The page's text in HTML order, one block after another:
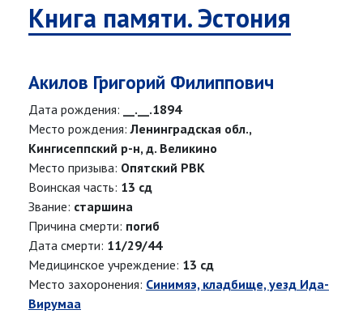
Книга памяти. Эстония
Акилов Григорий Филиппович
Дата рождения:
__.__.1894
Место рождения:Ленинградская обл.,
Кингисеппский р-н, д. Великино
Место призыва: Опятский РВК
Воинская часть: 13 сд
Звание: старшина
Причина смерти: погиб
Дата смерти: 11/29/44
Медицинское учреждение: 13 сд
Место захоронения: Синимяэ, кладбище, уезд Ида-
Вирумаа